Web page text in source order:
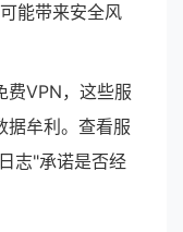
能带来安全风
费VPN，这些服
据牟利。查看服
志"承诺是否经